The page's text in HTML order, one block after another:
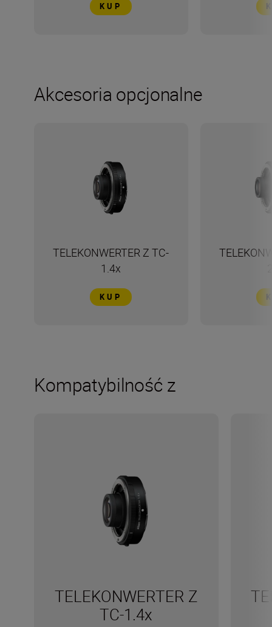
KUP
Akcesoria opcjonalne
TELEKONWERTER Z TC-
1.4x
KUP
Kompatybilność z
TELEKONWERTER Z
TC-1.4x